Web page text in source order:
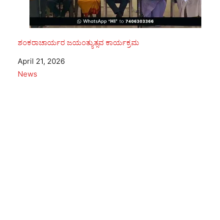
ಶಂಕರಾಚಾರ್ಯರ ಜಯಂತ್ಯುತ್ಸವ ಕಾರ್ಯಕ್ರಮ
Date
April 21, 2026
In relation to
News